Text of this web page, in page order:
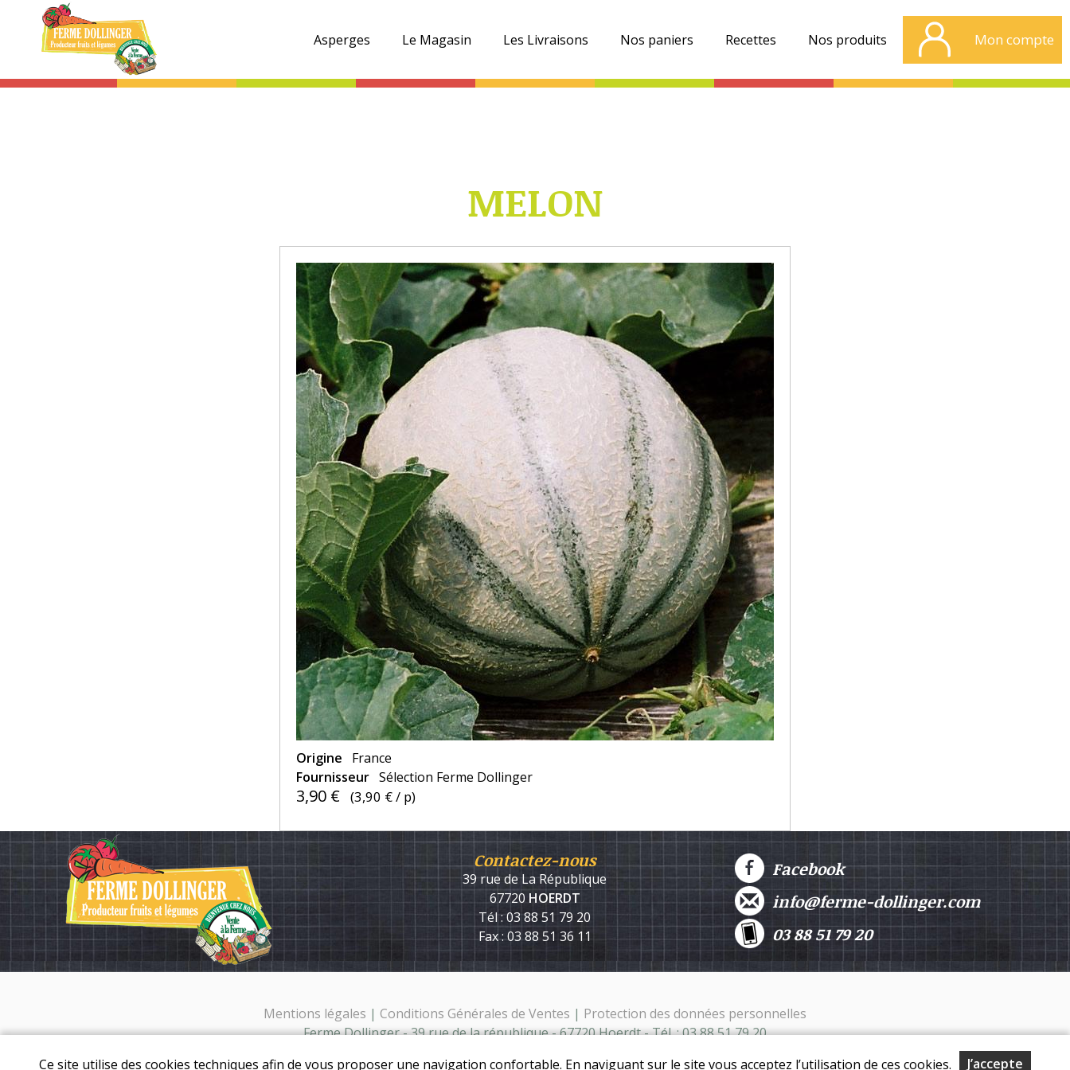
Asperges Le Magasin Les Livraisons Nos paniers Recettes Nos produits Mon compte
MELON
Origine
France
Fournisseur Sélection Ferme Dollinger
3,90 € (3,90 €/ p)
Contactez-nous
39 rue de La République
67720 HOERDT
Tél : 03 88 51 79 20
Fax : 03 88 51 36 11
Facebook
info@ferme-dollinger.com
03 88 51 79 20
Mentions légales | Conditions Générales de Ventes | Protection des données personnelles
Ferme Dollinger - 39 rue de la république - 67720 Hoerdt - Tél. : 03 88 51 79 20
Ce site utilise des cookies techniques afin de vous proposer une navigation confortable. En naviguant sur le site vous acceptez l’utilisation de ces cookies.
J’accepte